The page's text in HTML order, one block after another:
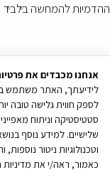
ההדמיות להמחשה בלבד
אנחנו מכבדים את
לספק חווית גלישה טובה
סטטיסטיקה וניתוח
וטכנולוגיות ניטור
כאמור, ראה/י את מדיניות